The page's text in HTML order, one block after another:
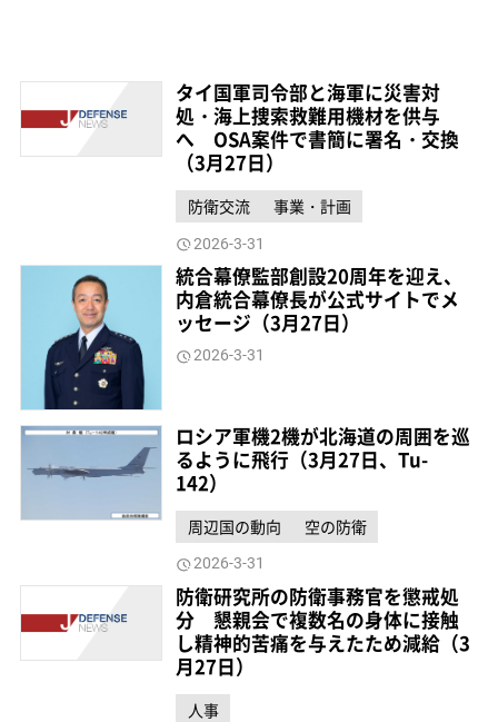
タイ国軍司令部と海軍に災害対
処・海上捜索救難用機材を供与
へ OSA案件で書簡に署名・交換
（3月27日）
防衛交流 事業・計画
2026-3-31
統合幕僚監部創設20周年を迎え、
内倉統合幕僚長が公式サイトでメ
ッセージ（3月27日）
2026-3-31
ロシア軍機2機が北海道の周囲を巡
るように飛行（3月27日、Tu-
142）
周辺国の動向 空の防衛
2026-3-31
防衛研究所の防衛事務官を懲戒処
分 懇親会で複数名の身体に接触
し精神的苦痛を与えたため減給（3
月27日）
人事